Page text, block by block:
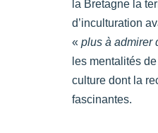
la Bretagne la
d’inculturation
« plus à admirer
les mentalités
culture dont la
fascinantes.